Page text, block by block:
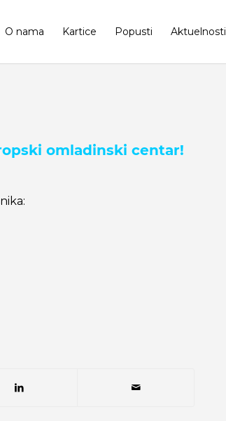
O nama Kartice Popusti Aktuelnosti
omladinski centar!